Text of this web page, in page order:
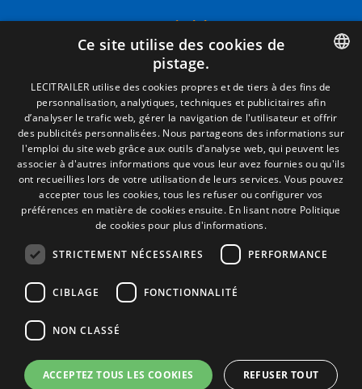
Termes juridiques
Mentions Légales
Politique de Confidentialité
Politique de Cookies
Conditions générales de vente
Gérer les cookies
Contact
Camino de los Huertos, S/N. Apdo 100
50620 - Casetas (Zaragoza) SPAIN
+(34) 976 462 121
© Lecitrailer S.A. 2026
SPANISH
ENGLISH
FRENCH
ITALIAN
PORTUGUESE
Ce site utilise des cookies de
pistage.
LECITRAILER utilise des cookies propres et de tiers à des fins de
personnalisation, analytiques, techniques et publicitaires afin
d’analyser le trafic web, gérer la navigation de l'utilisateur et offrir
des publicités personnalisées. Nous partageons des informations sur
l'emploi du site web grâce aux outils d'analyse web, qui peuvent les
associer à d'autres informations que vous leur avez fournies ou qu'ils
ont recueillies lors de votre utilisation de leurs services. Vous pouvez
accepter tous les cookies, tous les refuser ou configurer vos
préférences en matière de cookies ensuite. En lisant notre Politique
de cookies pour plus d'informations.
STRICTEMENT NÉCESSAIRES PERFORMANCE
CIBLAGE FONCTIONNALITÉ
NON CLASSÉ
ACCEPTEZ TOUS LES COOKIES REFUSER TOUT